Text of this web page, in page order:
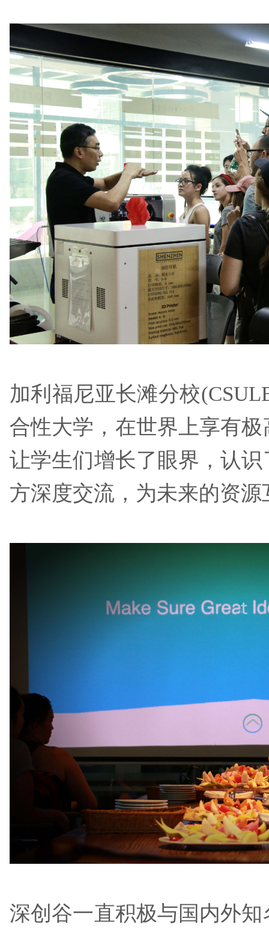
加利福尼亚长滩分校
合性大学，在世界上享
让学生们增长了眼界，认
方深度交流，为未来的资
深创谷一直积极与国